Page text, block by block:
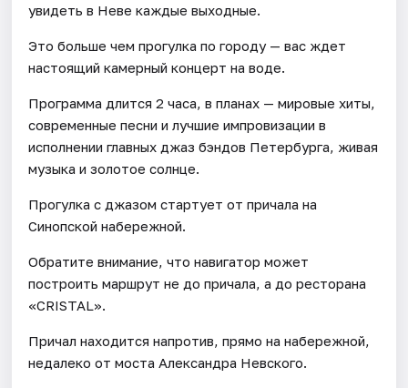
увидеть в Неве каждые выходные.
Это больше чем прогулка по городу — вас ждет
настоящий камерный концерт на воде.
Программа длится 2 часа, в планах — мировые хиты,
современные песни и лучшие импровизации в
исполнении главных джаз бэндов Петербурга, живая
музыка и золотое солнце.
Прогулка с джазом стартует от причала на
Синопской набережной.
Обратите внимание, что навигатор может
построить маршрут не до причала, а до ресторана
«CRISTAL».
Причал находится напротив, прямо на набережной,
недалеко от моста Александра Невского.